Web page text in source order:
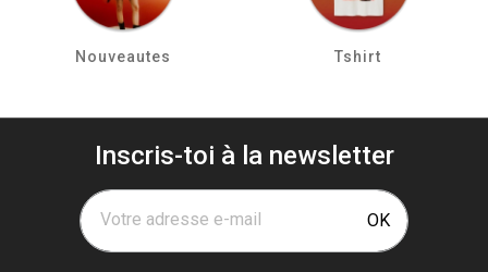
Nouveautes Tshirt
Inscris-toi à la newsletter
Votre adresse e-mail OK